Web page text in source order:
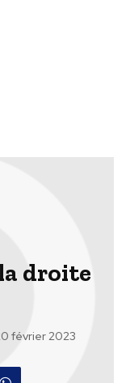
droite
février 2023